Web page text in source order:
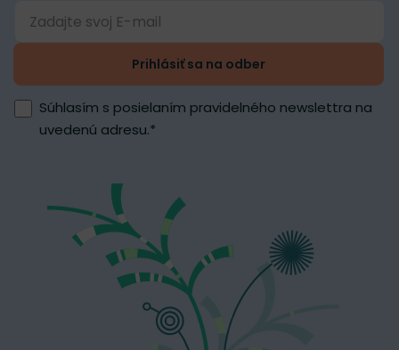
Prihlásiť sa na odber
Súhlasím s posielaním pravidelného newslettra na
uvedenú adresu.*